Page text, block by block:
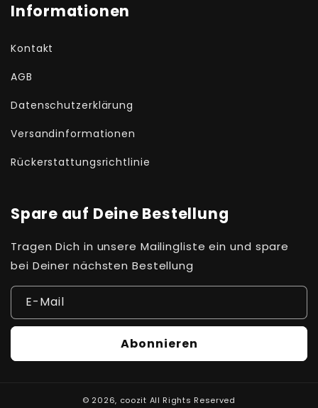
Informationen
Kontakt
AGB
Datenschutzerklärung
Versandinformationen
Rückerstattungsrichtlinie
Spare auf Deine Bestellung
Tragen Dich in unsere Mailingliste ein und spare
bei Deiner nächsten Bestellung
E-Mail
Abonnieren
© 2026, coozit All Rights Reserved